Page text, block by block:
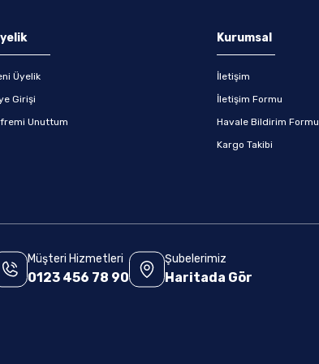
Üyelik
Girişi
Unuttum
Kurumsal
İletişim
İletişim Formu
Havale Bildirim Formu
Kargo Takibi
Müşteri Hizmetleri
0123 456 78 90
Şubelerimiz
Haritada Gör